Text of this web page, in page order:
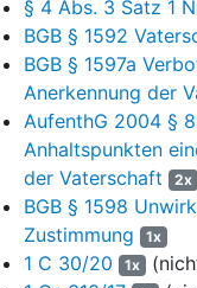
Tatsächlich handelt
nicht um den
die Angeklagte
Vaterschaft. Die
Erklärungen
sie selbst – nicht
Tochter
machte die
als Mutter der S, für
ausübt, eine
AufenthGzu erlangen.
§ 4 Abs. 3 Satz 1
BGB § 1592
BGB § 1597a
Anerkennung der
AufenthG 2004 §
Anhaltspunkten
der Vaterschaft
2x
BGB § 1598
Zustimmung
1x
1 C 30/20 1x